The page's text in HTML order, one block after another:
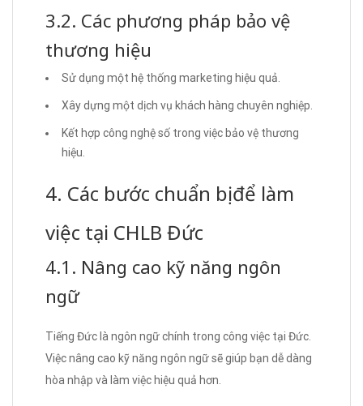
3.2. Các phương pháp bảo vệ
thương hiệu
Sử dụng một hệ thống marketing hiệu quả.
Xây dựng một dịch vụ khách hàng chuyên nghiệp.
Kết hợp công nghệ số trong việc bảo vệ thương
hiệu.
4. Các bước chuẩn bị để làm
việc tại CHLB Đức
4.1. Nâng cao kỹ năng ngôn
ngữ
Tiếng Đức là ngôn ngữ chính trong công việc tại Đức.
Việc nâng cao kỹ năng ngôn ngữ sẽ giúp bạn dễ dàng
hòa nhập và làm việc hiệu quả hơn.